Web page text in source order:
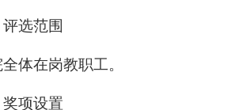
选范围
体在岗教职工。
奖项设置